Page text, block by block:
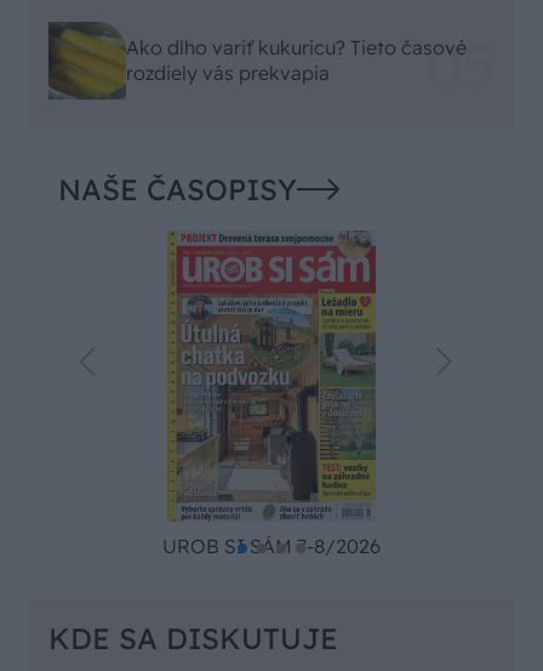
Ako dlho variť kukuricu? Tieto časové
rozdiely vás prekvapia
NAŠE ČASOPISY
UROB SI SÁM 7-8/2026
KDE SA DISKUTUJE